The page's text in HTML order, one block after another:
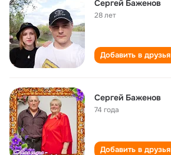
Сергей Баженов
28 лет
Добавить в друзья
Сергей Баженов
74 года
Добавить в друзья